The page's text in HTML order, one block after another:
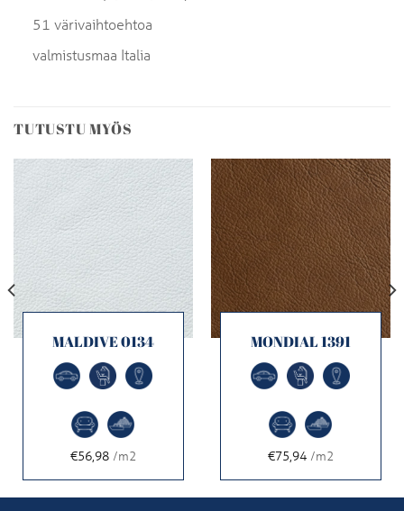
51 värivaihtoehtoa
valmistusmaa Italia
TUTUSTU MYÖS
MALDIVE 0134
€56,98/m2
MONDIAL 1391
€75,94/m2